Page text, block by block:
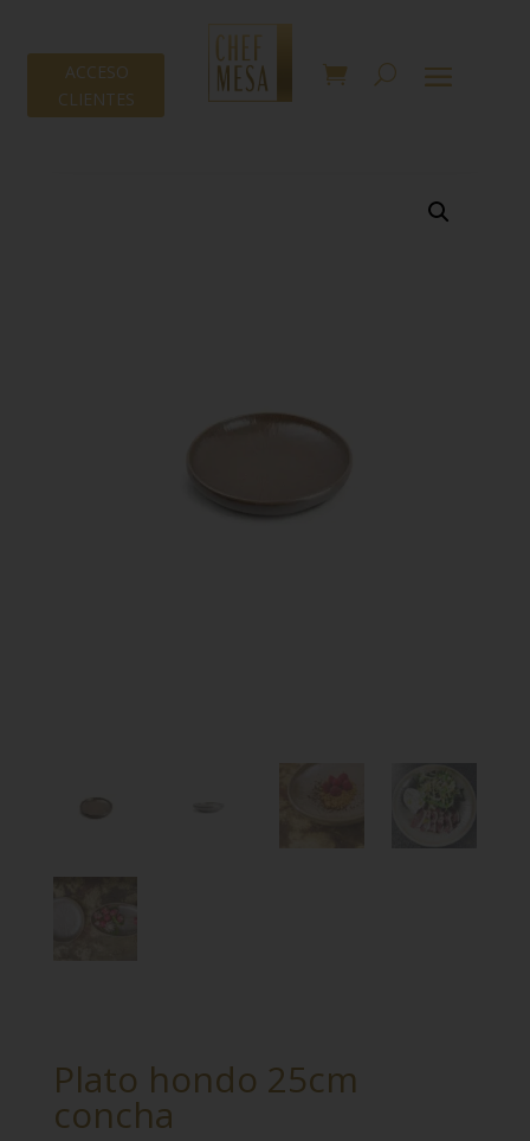
ACCESO
CLIENTES
Plato hondo 25cm
concha